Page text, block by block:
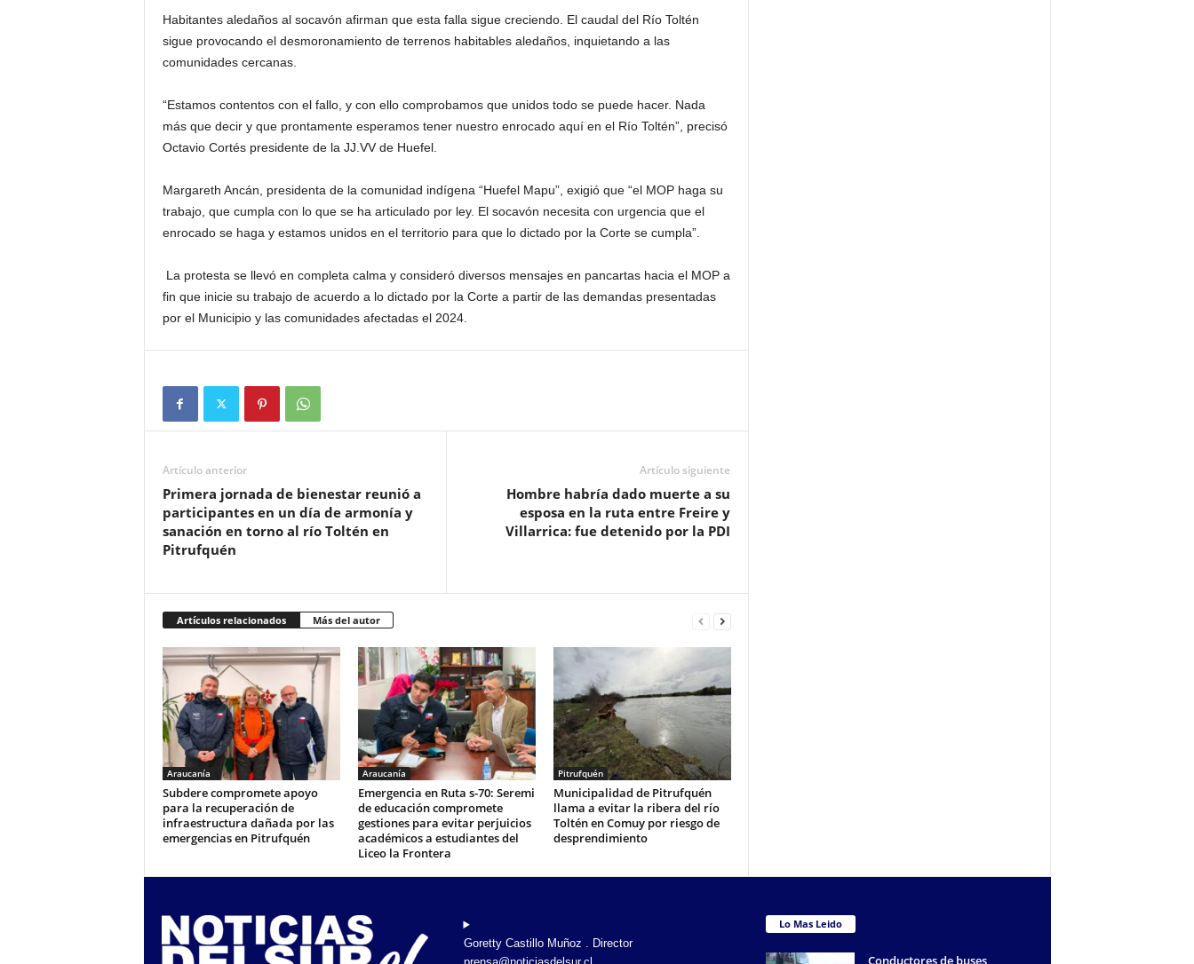
Habitantes aledaños al socavón afirman que esta falla sigue creciendo. El caudal del Río Toltén
sigue provocando el desmoronamiento de terrenos habitables aledaños, inquietando a las
comunidades cercanas.
“Estamos contentos con el fallo, y con ello comprobamos que unidos todo se puede hacer. Nada
más que decir y que prontamente esperamos tener nuestro enrocado aquí en el Río Toltén”, precisó
Octavio Cortés presidente de la JJ.VV de Huefel.
Margareth Ancán, presidenta de la comunidad indígena “Huefel Mapu”, exigió que “el MOP haga su
trabajo, que cumpla con lo que se ha articulado por ley. El socavón necesita con urgencia que el
enrocado se haga y estamos unidos en el territorio para que lo dictado por la Corte se cumpla”.
La protesta se llevó en completa calma y consideró diversos mensajes en pancartas hacia el MOP a
fin que inicie su trabajo de acuerdo a lo dictado por la Corte a partir de las demandas presentadas
por el Municipio y las comunidades afectadas el 2024.
Artículo anterior
Primera jornada de bienestar reunió a
participantes en un día de armonía y
sanación en torno al río Toltén en
Pitrufquén
Artículo siguiente
Hombre habría dado muerte a su
esposa en la ruta entre Freire y
Villarrica: fue detenido por la PDI
Artículos relacionados Más del autor
Araucanía
Subdere compromete apoyo
para la recuperación de
infraestructura dañada por las
emergencias en Pitrufquén
Araucanía
Emergencia en Ruta s-70: Seremi
de educación compromete
gestiones para evitar perjuicios
académicos a estudiantes del
Liceo la Frontera
Pitrufquén
Municipalidad de Pitrufquén
llama a evitar la ribera del río
Toltén en Comuy por riesgo de
desprendimiento
Goretty Castillo Muñoz . Director
Lo Mas Leido
Conductores de buses